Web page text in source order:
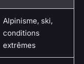
Alpinisme, ski,
conditions
extrêmes